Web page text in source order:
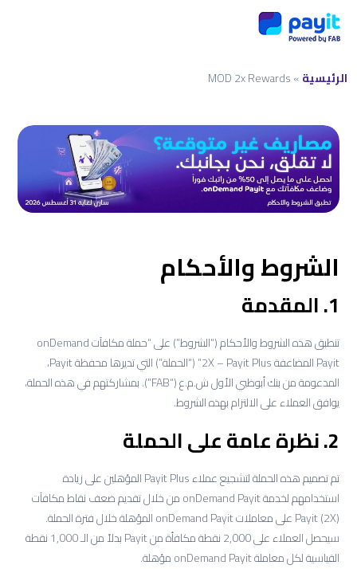
الرئيسية»
MOD 2x Rewards
الشروط والأحكام
1. المقدمة
تنطبق هذه الشروط والأحكام (“الشروط”) على “حملة مكافآت onDemand
Payit المضاعفة 2X – Payit Plus” (“الحملة”) التي تديرها محفظة Payit،
المدعومة من بنك أبوظبي الأول ش.م.ع (“FAB”). بمشاركتهم في هذه الحملة،
يوافق العملاء على الالتزام بهذه الشروط.
2. نظرة عامة على الحملة
تم تصميم هذه الحملة لتشجيع عملاء Payit Plus المؤهلين على زيادة
استخدامهم لخدمة onDemand Payit من خلال تقديم ضعف نقاط مكافآت
Payit (2X) على معاملات onDemand Payit المؤهلة خلال فترة الحملة.
سيحصل العملاء على 2,000 نقطة مكافأة من Payit بدلاً من الـ 1,000 نقطة
القياسية لكل معاملة onDemand Payit مؤهلة.